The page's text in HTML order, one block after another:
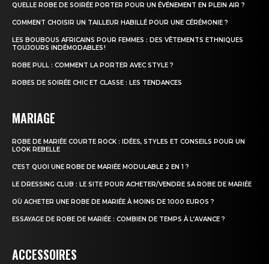
QUELLE ROBE DE SOIRÉE PORTER POUR UN ÉVÉNEMENT EN PLEIN AIR ?
COMMENT CHOISIR UN TAILLEUR HABILLÉ POUR UNE CÉRÉMONIE ?
LES BOUBOUS AFRICAINS POUR FEMMES : DES VÊTEMENTS ETHNIQUES
TOUJOURS INDÉMODABLES !
ROBE PULL : COMMENT LA PORTER AVEC STYLE ?
ROBES DE SOIRÉE CHIC ET CLASSE : LES TENDANCES
MARIAGE
ROBE DE MARIÉE COURTE ROCK : IDÉES, STYLES ET CONSEILS POUR UN
LOOK REBELLE
C’EST QUOI UNE ROBE DE MARIÉE MODULABLE 2 EN 1 ?
LE DRESSING CLUB : LE SITE POUR ACHETER/VENDRE SA ROBE DE MARIÉE
OÙ ACHETER UNE ROBE DE MARIÉE À MOINS DE 1000 EUROS ?
ESSAYAGE DE ROBE DE MARIÉE : COMBIEN DE TEMPS À L’AVANCE ?
ACCESSOIRES